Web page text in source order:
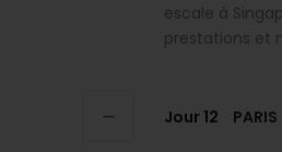
escale à
prestations et
Jour 12 PARIS